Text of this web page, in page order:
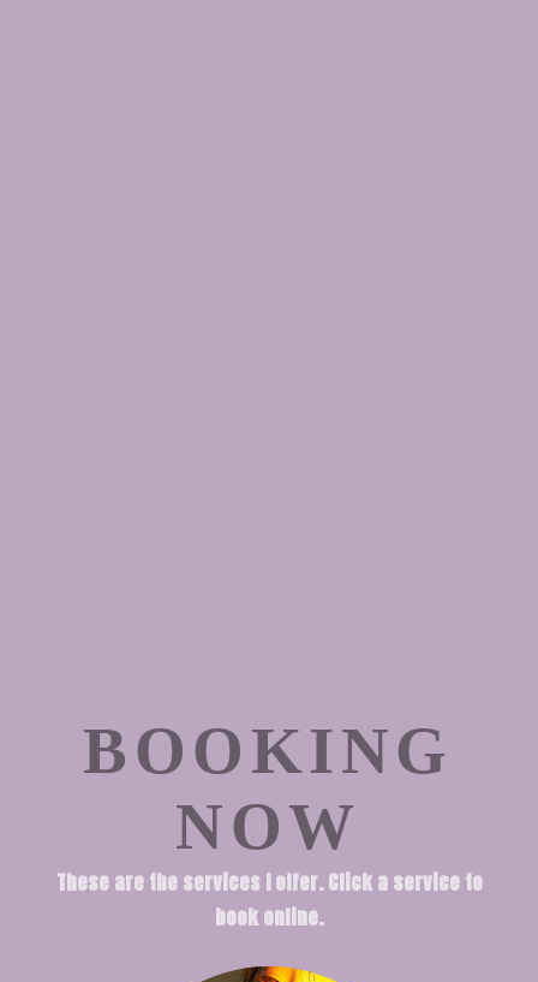
BOOKING
NOW
These are the services I offer. Click a service to
book online.